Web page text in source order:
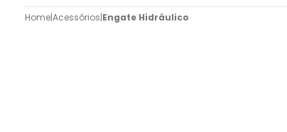
Home|Acessórios|Engate Hidráulico